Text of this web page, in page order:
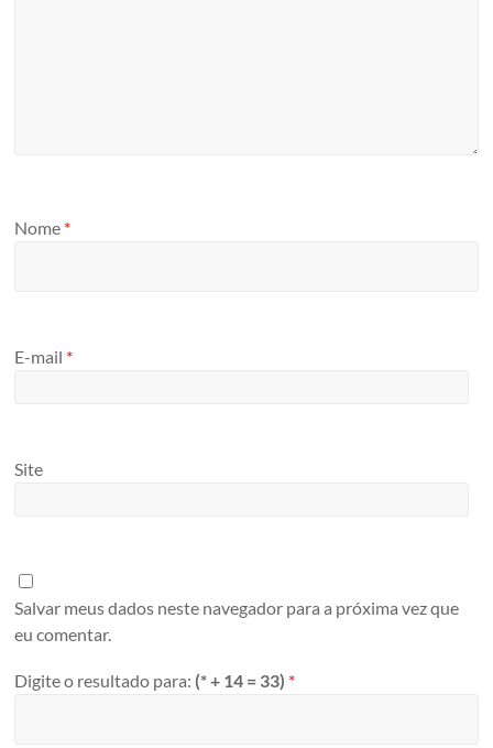
Nome *
E-mail *
Site
Salvar meus dados neste navegador para a próxima vez que
eu comentar.
Digite o resultado para: (* + 14 = 33) *